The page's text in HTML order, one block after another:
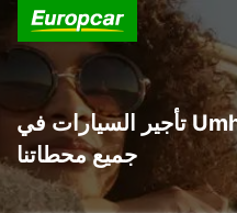
تأجير السيارات في Umhlanga Rocks : اكتشف
جميع محطاتنا